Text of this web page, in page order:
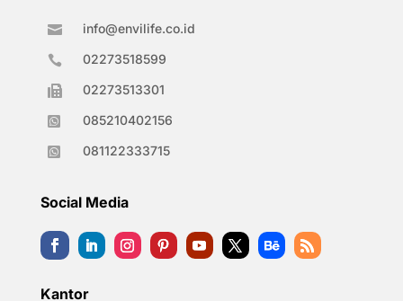
 info@envilife.co.id
 02273518599
 02273513301
 085210402156
 081122333715
Social Media
Kantor